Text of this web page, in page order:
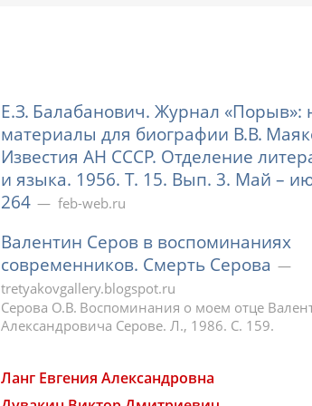
Е.З. Балабанович. Журнал «Порыв»:
материалы для биографии В.В.
Известия АН СССР. Отделение
и языка. 1956. Т. 15. Вып. 3. Май –
264
feb-web.ru
Валентин Серов в воспоминаниях
современников. Смерть Серова
tretyakovgallery.blogspot.ru
Серова О.В. Воспоминания о моем отце
Александровича Серове. Л., 1986. С. 159.
Ланг Евгения Александровна